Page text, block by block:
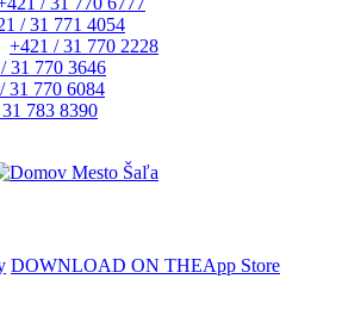
/ 31 771 4054
+421 / 31 770 2228
31 770 3646
31 770 6084
783 8390
DOWNLOAD ON THEApp Store